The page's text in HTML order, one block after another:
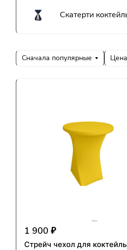
Скатерти
Сначала популярные Цена
1 900 ₽
Стрейч чехол для